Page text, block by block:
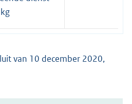
van 10 december 2020,